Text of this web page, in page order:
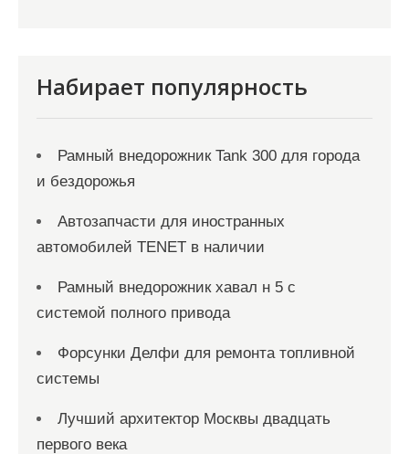
Набирает популярность
Рамный внедорожник Tank 300 для города
и бездорожья
Автозапчасти для иностранных
автомобилей TENET в наличии
Рамный внедорожник хавал н 5 с
системой полного привода
Форсунки Делфи для ремонта топливной
системы
Лучший архитектор Москвы двадцать
первого века